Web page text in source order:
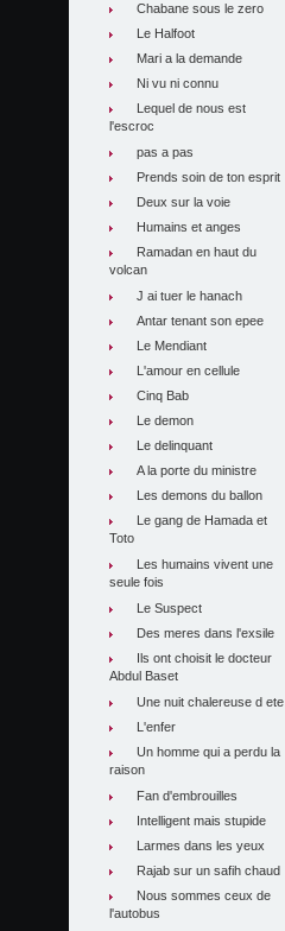
Chabane sous le zero
Le Halfoot
Mari a la demande
Ni vu ni connu
Lequel de nous est
l'escroc
pas a pas
Prends soin de ton esprit
Deux sur la voie
Humains et anges
Ramadan en haut du
volcan
J ai tuer le hanach
Antar tenant son epee
Le Mendiant
L'amour en cellule
Cinq Bab
Le demon
Le delinquant
A la porte du ministre
Les demons du ballon
Le gang de Hamada et
Toto
Les humains vivent une
seule fois
Le Suspect
Des meres dans l'exsile
Ils ont choisit le docteur
Abdul Baset
Une nuit chalereuse d ete
L'enfer
Un homme qui a perdu la
raison
Fan d'embrouilles
Intelligent mais stupide
Larmes dans les yeux
Rajab sur un safih chaud
Nous sommes ceux de
l'autobus